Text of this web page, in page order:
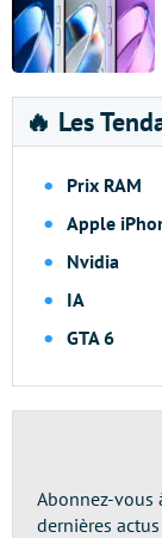
🔥 Les
Prix RAM
Apple
Nvidia
IA
GTA 6
Abonnez-vous
dernières